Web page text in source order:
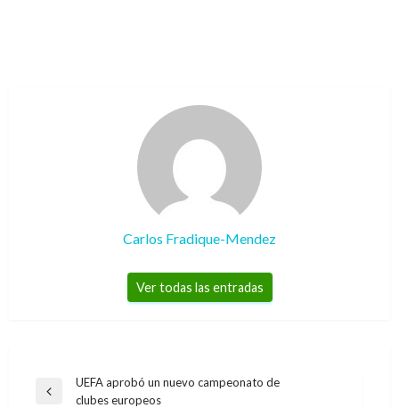
Carlos Fradique-Mendez
Ver todas las entradas
Navegación
Entrada
UEFA aprobó un nuevo campeonato de
clubes europeos